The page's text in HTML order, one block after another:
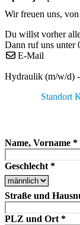
Wir freuen uns,
Du willst vorher
Dann ruf uns unter
E-Mail
Hydraulik (m/w/d)
Standort
Name, Vorname *
Geschlecht *
Straße und
PLZ und Ort *